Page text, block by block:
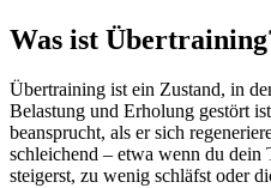
Was ist
Übertraining ist ein Zustand, in
Belastung und Erholung gestört
beansprucht, als er sich
schleichend – etwa wenn du dein
steigerst, zu wenig schläfst oder